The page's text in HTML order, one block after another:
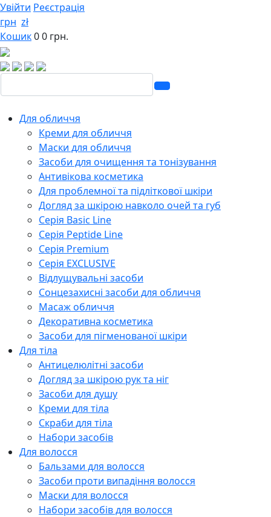
Увійти Реєстрація
грн zł
Кошик00 грн.
Для обличчя
Креми для обличчя
Маски для обличчя
Засоби для очищення та тонізування
Антивікова косметика
Для проблемної та підліткової шкіри
Догляд за шкірою навколо очей та губ
Серія Basic Line
Серія Peptide Line
Серія Premium
Серія EXCLUSIVE
Відлущувальні засоби
Сонцезахисні засоби для обличчя
Масаж обличчя
Декоративна косметика
Засоби для пігменованої шкіри
Для тіла
Антицелюлітні засоби
Догляд за шкірою рук та ніг
Засоби для душу
Креми для тіла
Скраби для тіла
Набори засобів
Для волосся
Бальзами для волосся
Засоби проти випадіння волосся
Маски для волосся
Набори засобів для волосся